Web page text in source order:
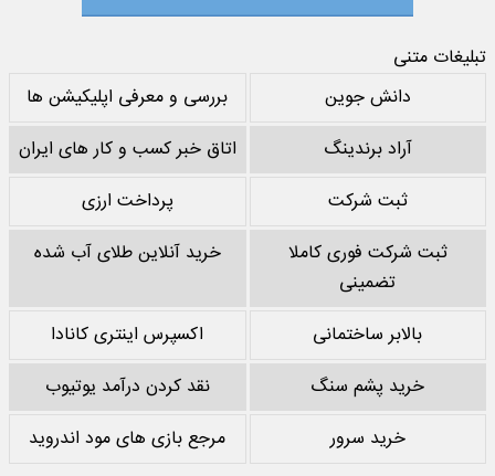
تبلیغات متنی
دانش جوین
بررسی و معرفی اپلیکیشن ها
آراد برندینگ
اتاق خبر کسب و کار های ایران
ثبت شرکت
پرداخت ارزی
ثبت شرکت فوری کاملا
تضمینی
خرید آنلاین طلای آب شده
بالابر ساختمانی
اکسپرس اینتری کانادا
خرید پشم سنگ
نقد کردن درآمد یوتیوب
خرید سرور
مرجع بازی های مود اندروید